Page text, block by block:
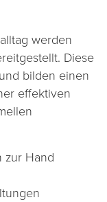
werden
Diese
und bilden einen
effektiven
zur Hand